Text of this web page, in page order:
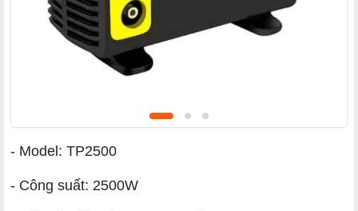
- Model: TP2500
- Công suất: 2500W